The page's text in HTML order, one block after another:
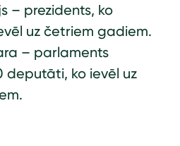
– prezidents, ko
uz četriem gadiem.
– parlaments
deputāti, ko ievēl uz